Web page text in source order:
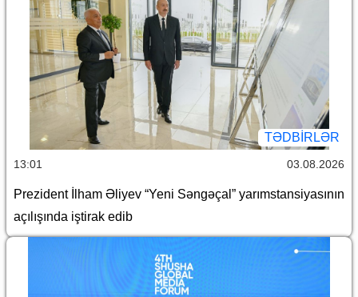
TƏDBIRLƏR
13:01 03.08.2026
Prezident İlham Əliyev “Yeni Səngəçal” yarımstansiyasının
açılışında iştirak edib